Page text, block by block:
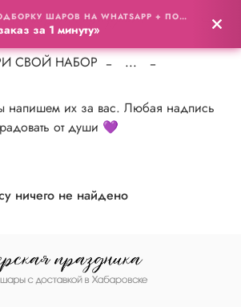
0
СВОЙ НАБОР
...
их за вас. Любая надпись
от души 💜
ничего не найдено
ПОЛУЧИТЕ ПОДБОРКУ ШАРОВ НА WHATSAPP + ПОДАРОК
за 1 минуту»